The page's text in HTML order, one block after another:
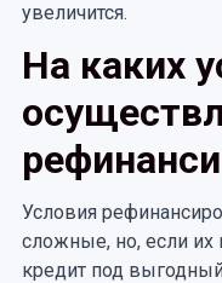
увеличится.
На каких
Условия
сложные, но, если их
кредит под